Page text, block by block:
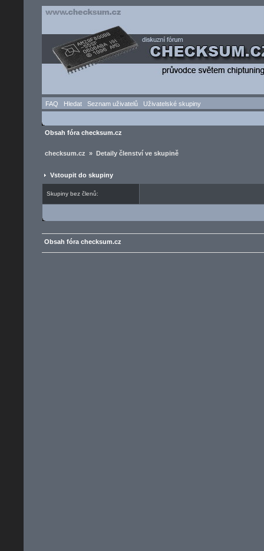
FAQ Hledat Seznam uživatelů Uživatelské skupiny
Obsah fóra checksum.cz
checksum.cz » Detaily členství ve skupině
Vstoupit do skupiny
Skupiny bez členů:
Obsah fóra checksum.cz